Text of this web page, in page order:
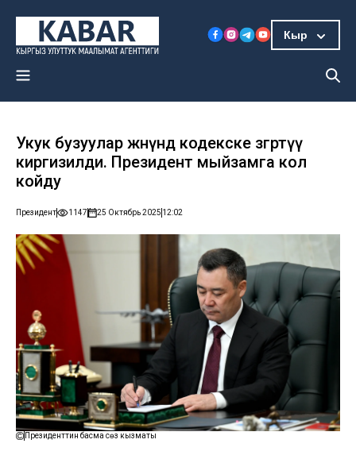
Кыр
Укук бузуулар жөнүндө кодекске өзгөртүү
киргизилди. Президент мыйзамга кол
койду
Президент 1147 25 Октябрь 2025 12:02
Президенттин басма сөз кызматы